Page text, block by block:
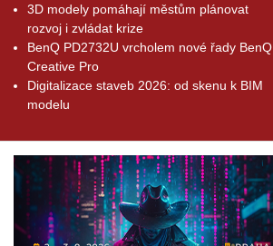
3D modely pomáhají městům plánovat
rozvoj i zvládat krize
BenQ PD2732U vrcholem nové řady BenQ
Creative Pro
Digitalizace staveb 2026: od skenu k BIM
modelu